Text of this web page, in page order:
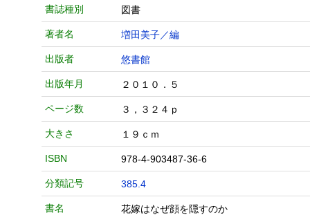
書誌種別 図書
著者名 増田美子／編
出版者 悠書館
出版年月 ２０１０．５
ページ数 ３，３２４ｐ
大きさ １９ｃｍ
ISBN 978-4-903487-36-6
分類記号 385.4
書名 花嫁はなぜ顔を隠すのか